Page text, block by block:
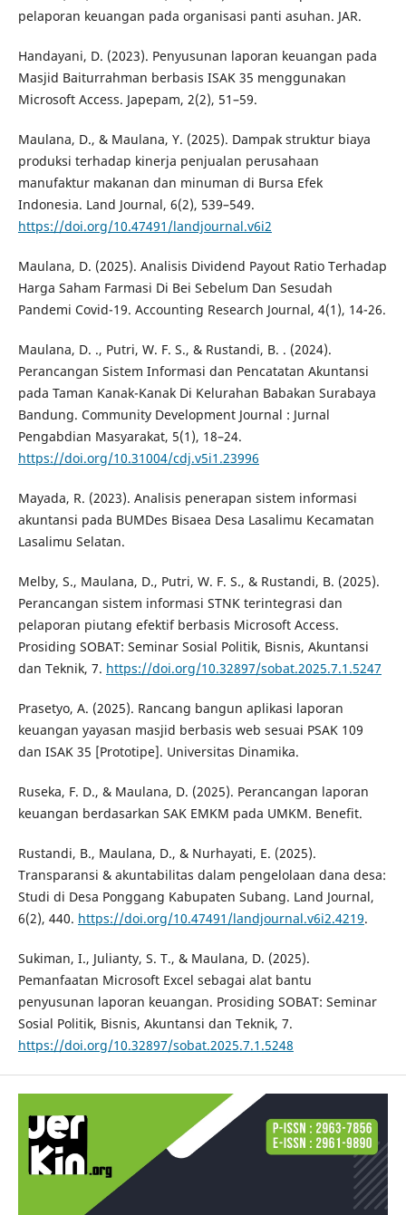
pelaporan keuangan pada organisasi panti asuhan. JAR.
Handayani, D. (2023). Penyusunan laporan keuangan pada
Masjid Baiturrahman berbasis ISAK 35 menggunakan
Microsoft Access. Japepam, 2(2), 51–59.
Maulana, D., & Maulana, Y. (2025). Dampak struktur biaya
produksi terhadap kinerja penjualan perusahaan
manufaktur makanan dan minuman di Bursa Efek
Indonesia. Land Journal, 6(2), 539–549.
https://doi.org/10.47491/landjournal.v6i2
Maulana, D. (2025). Analisis Dividend Payout Ratio Terhadap
Harga Saham Farmasi Di Bei Sebelum Dan Sesudah
Pandemi Covid-19. Accounting Research Journal, 4(1), 14-26.
Maulana, D. ., Putri, W. F. S., & Rustandi, B. . (2024).
Perancangan Sistem Informasi dan Pencatatan Akuntansi
pada Taman Kanak-Kanak Di Kelurahan Babakan Surabaya
Bandung. Community Development Journal : Jurnal
Pengabdian Masyarakat, 5(1), 18–24.
https://doi.org/10.31004/cdj.v5i1.23996
Mayada, R. (2023). Analisis penerapan sistem informasi
akuntansi pada BUMDes Bisaea Desa Lasalimu Kecamatan
Lasalimu Selatan.
Melby, S., Maulana, D., Putri, W. F. S., & Rustandi, B. (2025).
Perancangan sistem informasi STNK terintegrasi dan
pelaporan piutang efektif berbasis Microsoft Access.
Prosiding SOBAT: Seminar Sosial Politik, Bisnis, Akuntansi
dan Teknik, 7. https://doi.org/10.32897/sobat.2025.7.1.5247
Prasetyo, A. (2025). Rancang bangun aplikasi laporan
keuangan yayasan masjid berbasis web sesuai PSAK 109
dan ISAK 35 [Prototipe]. Universitas Dinamika.
Ruseka, F. D., & Maulana, D. (2025). Perancangan laporan
keuangan berdasarkan SAK EMKM pada UMKM. Benefit.
Rustandi, B., Maulana, D., & Nurhayati, E. (2025).
Transparansi & akuntabilitas dalam pengelolaan dana desa:
Studi di Desa Ponggang Kabupaten Subang. Land Journal,
6(2), 440. https://doi.org/10.47491/landjournal.v6i2.4219.
Sukiman, I., Julianty, S. T., & Maulana, D. (2025).
Pemanfaatan Microsoft Excel sebagai alat bantu
penyusunan laporan keuangan. Prosiding SOBAT: Seminar
Sosial Politik, Bisnis, Akuntansi dan Teknik, 7.
https://doi.org/10.32897/sobat.2025.7.1.5248